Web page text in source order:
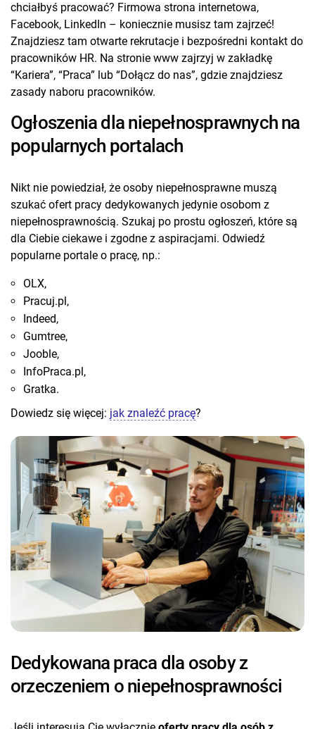
chciałbyś pracować? Firmowa strona internetowa,
Facebook, LinkedIn – koniecznie musisz tam zajrzeć!
Znajdziesz tam otwarte rekrutacje i bezpośredni kontakt do
pracowników HR. Na stronie www zajrzyj w zakładkę
“Kariera”, “Praca” lub “Dołącz do nas”, gdzie znajdziesz
zasady naboru pracowników.
Ogłoszenia dla niepełnosprawnych na
popularnych portalach
Nikt nie powiedział, że osoby niepełnosprawne muszą
szukać ofert pracy dedykowanych jedynie osobom z
niepełnosprawnością. Szukaj po prostu ogłoszeń, które są
dla Ciebie ciekawe i zgodne z aspiracjami. Odwiedź
popularne portale o pracę, np.:
OLX,
Pracuj.pl,
Indeed,
Gumtree,
Jooble,
InfoPraca.pl,
Gratka.
Dowiedz się więcej: jak znaleźć pracę?
Dedykowana praca dla osoby z
orzeczeniem o niepełnosprawności